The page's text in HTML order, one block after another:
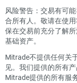
风险警告：交易有可
合所有人。敬请在使
保在交易前充分了解
基础资产。
Mitrade不提供任何关
见。我们提供的所有
Mitrade提供的所有服